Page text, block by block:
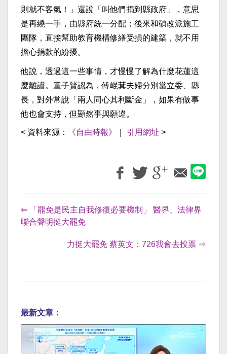
則就不客氣！」還說「叫他們捐到縣政府」，意思
是再繞一手，由縣府統一分配；後來和碩改派施工
團隊，直接幫助教育機構修繕受損的建築，就不用
擔心捐款的紛擾。
他說，透過這一些事情，才慢慢了解為什麼花蓮這
麼離譜。童子賢認為，傅崐萁夫婦分別當立委、縣
長，對外常說「兩人同心其利斷金」，如果有做事
他也會支持，但顯然事與願違。
< 資料來源： 《自由時報》 引用網址 >
⇐ 「罷免是民主自我修復必要機制」 醫界、法律界
聯合聲明挺大罷免
力挺大罷免 蔡英文：726我會去投票 ⇒
最新文章：